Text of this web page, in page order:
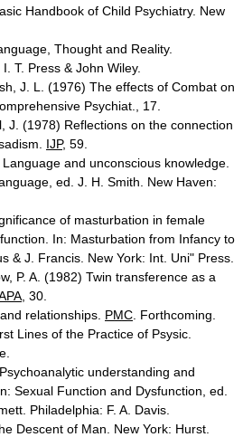
Handbook of Child Psychiatry. New
Thought and Reality.
T. Press & John Wiley.
J. L. (1976) The effects of Combat on
Psychiat., 17.
J. (1978) Reflections on the connection
IJP, 59.
and unconscious knowledge.
ed. J. H. Smith. New Haven:
of masturbation in female
In: Masturbation from Infancy to
& J. Francis. New York: Int. Uni" Press.
P. A. (1982) Twin transference as a
, 30.
relationships. PMC . Forthcoming.
Lines of the Practice of Psysic.
understanding and
Sexual Function and Dysfunction, ed.
Philadelphia: F. A. Davis.
Descent of Man. New York: Hurst.